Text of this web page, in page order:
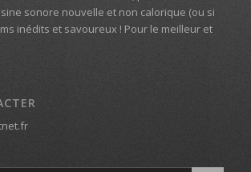
sonore nouvelle et non calorique (ou si
inédits et savoureux ! Pour le meilleur et